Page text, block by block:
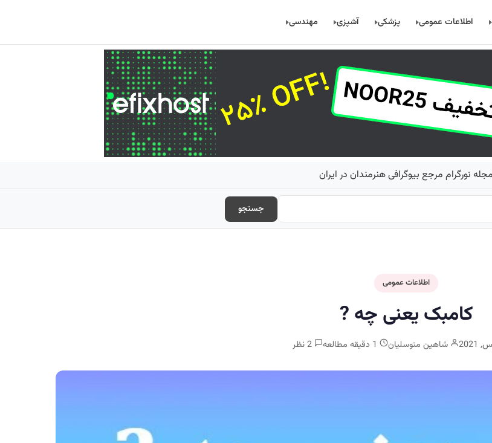
اطلاعات عمومی پزشکی آشپزی مهندسی
مجله نورگرام مرجع بیوگرافی هنرمندان در ایران
جستجو
اطلاعات عمومی
کامبک یعنی چه ?
شاهین متوسلیان 2 نظر